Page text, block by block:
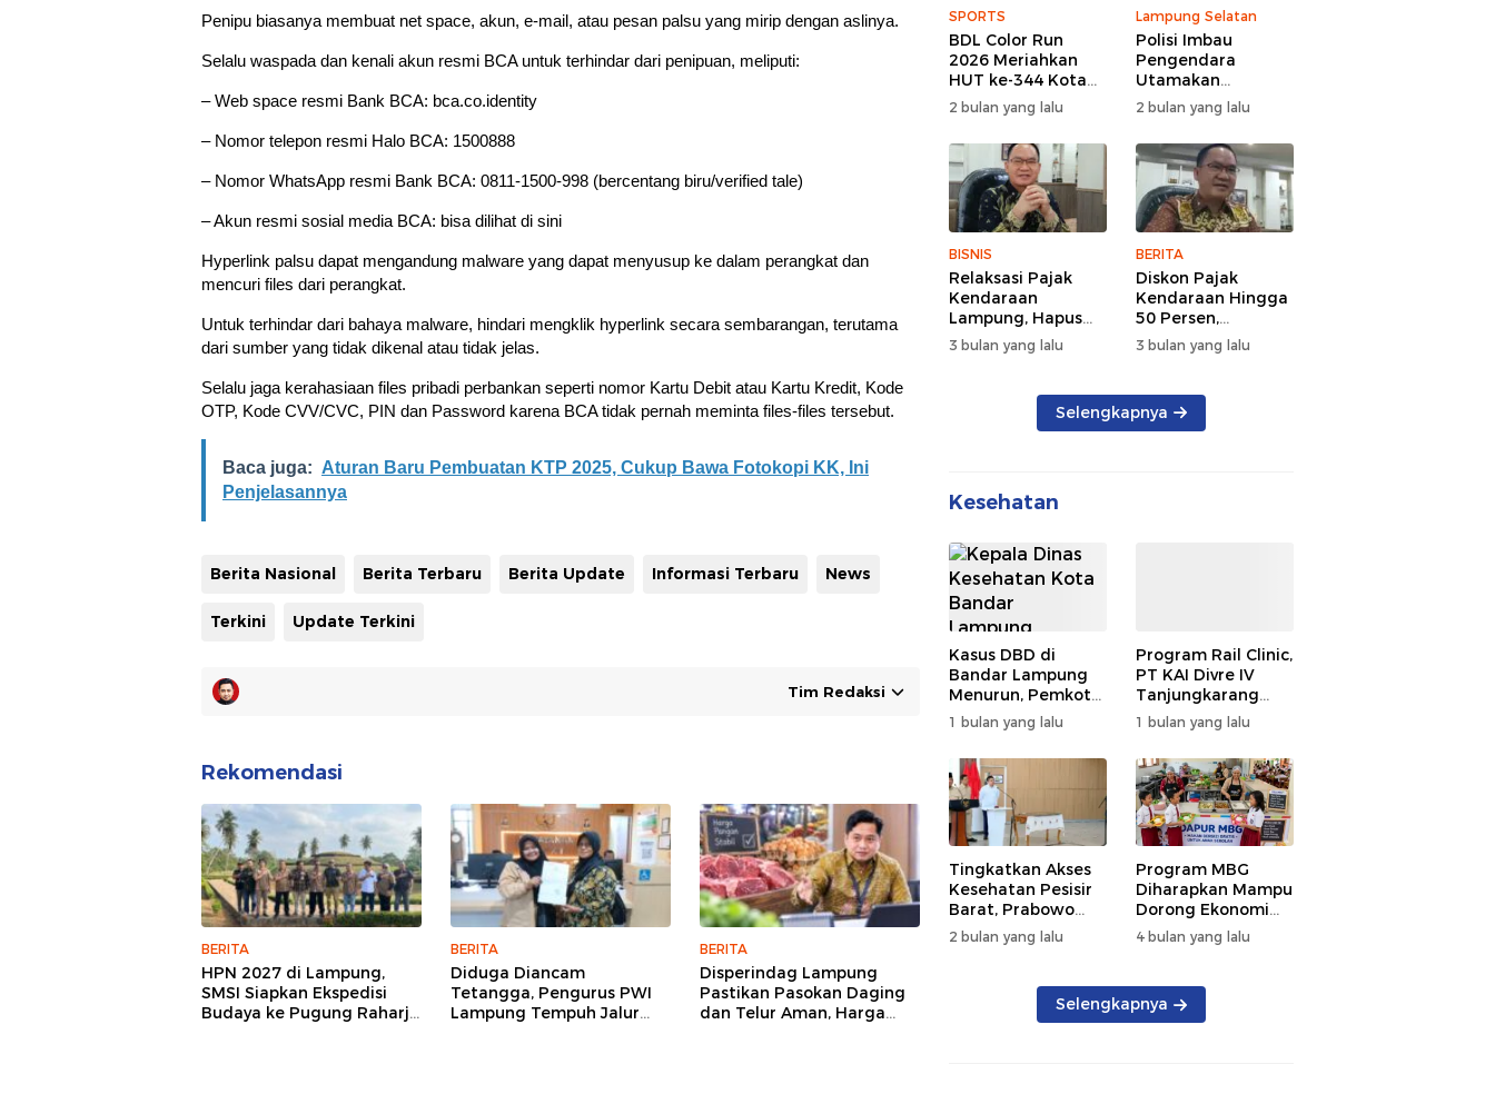
Penipu biasanya membuat net space, akun, e-mail, atau pesan palsu yang mirip dengan aslinya.
Selalu waspada dan kenali akun resmi BCA untuk terhindar dari penipuan, meliputi:
– Web space resmi Bank BCA: bca.co.identity
– Nomor telepon resmi Halo BCA: 1500888
– Nomor WhatsApp resmi Bank BCA: 0811-1500-998 (bercentang biru/verified tale)
– Akun resmi sosial media BCA: bisa dilihat di sini
Hyperlink palsu dapat mengandung malware yang dapat menyusup ke dalam perangkat dan
mencuri files dari perangkat.
Untuk terhindar dari bahaya malware, hindari mengklik hyperlink secara sembarangan, terutama
dari sumber yang tidak dikenal atau tidak jelas.
Selalu jaga kerahasiaan files pribadi perbankan seperti nomor Kartu Debit atau Kartu Kredit, Kode
OTP, Kode CVV/CVC, PIN dan Password karena BCA tidak pernah meminta files-files tersebut.
Baca juga: Aturan Baru Pembuatan KTP 2025, Cukup Bawa Fotokopi KK, Ini
Penjelasannya
Berita Nasional Berita Terbaru Berita Update Informasi Terbaru News
Terkini Update Terkini
Tim Redaksi
Rekomendasi
BERITA
HPN 2027 di Lampung,
SMSI Siapkan Ekspedisi
Budaya ke Pugung Raharjo
BERITA
Diduga Diancam
Tetangga, Pengurus PWI
Lampung Tempuh Jalur
BERITA
Disperindag Lampung
Pastikan Pasokan Daging
dan Telur Aman, Harga
SPORTS
BDL Color Run
2026 Meriahkan
HUT ke-344 Kota
Bandar Lampung,
Wujud Semangat
Sehat dan
Kebersamaan
2 bulan yang lalu
Lampung Selatan
Polisi Imbau
Pengendara
Utamakan
Keselamatan di
Tengah Kepadatan
Lalu Lintas Pagi
Hari
2 bulan yang lalu
BISNIS
Relaksasi Pajak
Kendaraan
Lampung, Hapus
Denda dan Beri
Diskon BBN
3 bulan yang lalu
BERITA
Diskon Pajak
Kendaraan Hingga
50 Persen,
Lampung Genjot
Mutasi Kendaraan
3 bulan yang lalu
Selengkapnya
Kesehatan
Kasus DBD di
Bandar Lampung
Menurun, Pemkot
Genjot PSN
Wujudkan Nol
Kematian
1 bulan yang lalu
Program Rail Clinic,
PT KAI Divre IV
Tanjungkarang
Beri Layanan
Kesehatan Gratis
250 Warga
1 bulan yang lalu
Tingkatkan Akses
Kesehatan Pesisir
Barat, Prabowo
Resmikan RSUD KH
Muhammad Thohir
2 bulan yang lalu
Program MBG
Diharapkan Mampu
Dorong Ekonomi
Daerah, DPRD
Lampung Tekankan
Produk Lokal
4 bulan yang lalu
Selengkapnya